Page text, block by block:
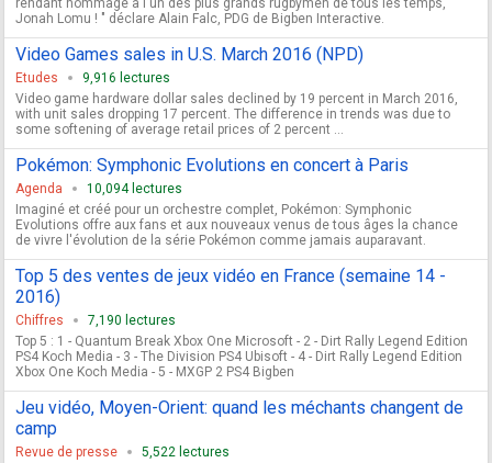
rendant hommage à l'un des plus grands rugbymen de tous les temps,
Jonah Lomu ! " déclare Alain Falc, PDG de Bigben Interactive.
Video Games sales in U.S. March 2016 (NPD)
Etudes
9,916 lectures
Video game hardware dollar sales declined by 19 percent in March 2016,
with unit sales dropping 17 percent. The difference in trends was due to
some softening of average retail prices of 2 percent ...
Pokémon: Symphonic Evolutions en concert à Paris
Agenda
10,094 lectures
Imaginé et créé pour un orchestre complet, Pokémon: Symphonic
Evolutions offre aux fans et aux nouveaux venus de tous âges la chance
de vivre l'évolution de la série Pokémon comme jamais auparavant.
Top 5 des ventes de jeux vidéo en France (semaine 14 -
2016)
Chiffres
7,190 lectures
Top 5 : 1 - Quantum Break Xbox One Microsoft - 2 - Dirt Rally Legend Edition
PS4 Koch Media - 3 - The Division PS4 Ubisoft - 4 - Dirt Rally Legend Edition
Xbox One Koch Media - 5 - MXGP 2 PS4 Bigben
Jeu vidéo, Moyen-Orient: quand les méchants changent de
camp
Revue de presse
5,522 lectures